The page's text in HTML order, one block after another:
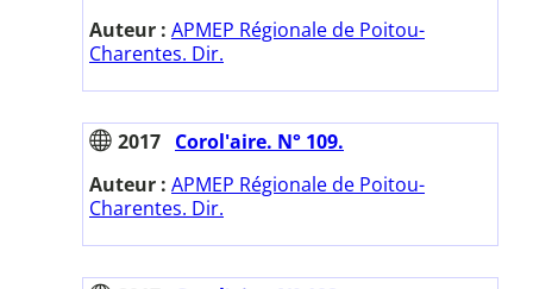
Auteur : APMEP Régionale de Poitou-
Charentes. Dir.
2017 Corol'aire. N° 109.
Auteur : APMEP Régionale de Poitou-
Charentes. Dir.